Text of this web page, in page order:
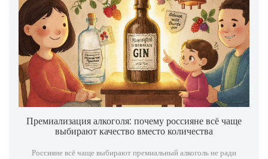
Премиализация алкоголя: почему россияне всё чаще
выбирают качество вместо количества
Россияне всё чаще выбирают премиальный алкоголь не ради